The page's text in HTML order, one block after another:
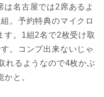
は名古屋では2席あるよ
。予約特典のマイクロ
す。1組2名で2枚受け取
。コンプ出来ないじゃ
れるようなので4枚かぶ
と。